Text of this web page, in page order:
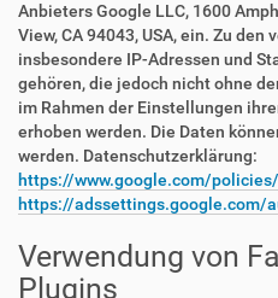
Anbieters Google LLC, 1600
View, CA 94043, USA, ein. Zu
insbesondere IP-Adressen und
gehören, die jedoch nicht ohne
im Rahmen der Einstellungen
erhoben werden. Die Daten
werden. Datenschutzerklärung:
https://www.google.com/
https://adssettings.google.com/
Verwendung von
Plugins